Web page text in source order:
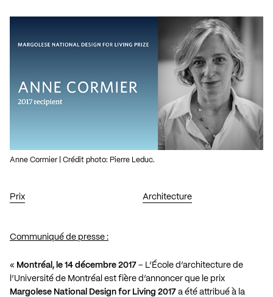
Prix Architecture
Anne Cormier | Crédit photo: Pierre Leduc.
Communiqué de presse :
« Montréal, le 14 décembre 2017 – L’École d’architecture de
l’Université de Montréal est fière d’annoncer que le prix
Margolese National Design for Living 2017 a été attribué à la